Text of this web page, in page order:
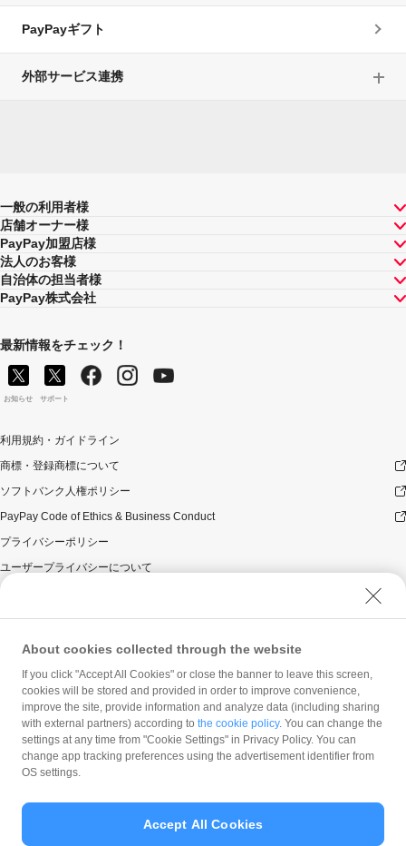
PayPayギフト
外部サービス連携
一般の利用者様
店舗オーナー様
PayPay加盟店様
法人のお客様
自治体の担当者様
PayPay株式会社
最新情報をチェック！
お知らせ サポート
利用規約・ガイドライン
商標・登録商標について
ソフトバンク人権ポリシー
PayPay Code of Ethics & Business Conduct
プライバシーポリシー
ユーザープライバシーについて
ウェブサイト利用規約
反社会的勢力に対する方針
勧誘方針
マネロン等基本方針
カスタマーハラスメントに関する当社の考え方
About cookies collected through the website
If you click "Accept All Cookies" or close the banner to leave this screen,
cookies will be stored and provided in order to improve convenience,
improve the site, provide information and analyze data (including sharing
with external partners) according to the cookie policy. You can change the
settings at any time from "Cookie Settings" in Privacy Policy. You can
change app tracking preferences using the advertisement identifier from
OS settings.
Accept All Cookies